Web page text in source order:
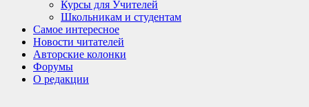
Курсы для Учителей
Школьникам и студентам
Самое интересное
Новости читателей
Авторские колонки
Форумы
О редакции